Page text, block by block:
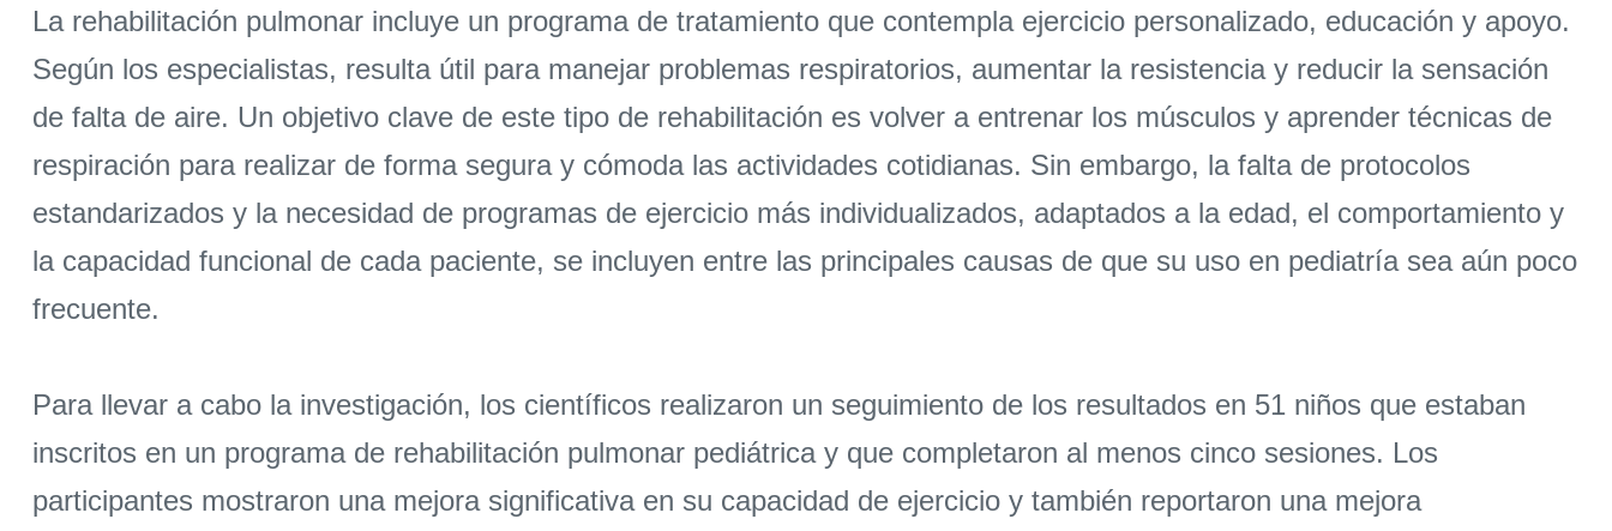
La rehabilitación pulmonar incluye un programa de tratamiento que contempla ejercicio personalizado, educación y apoyo.
Según los especialistas, resulta útil para manejar problemas respiratorios, aumentar la resistencia y reducir la sensación
de falta de aire. Un objetivo clave de este tipo de rehabilitación es volver a entrenar los músculos y aprender técnicas de
respiración para realizar de forma segura y cómoda las actividades cotidianas. Sin embargo, la falta de protocolos
estandarizados y la necesidad de programas de ejercicio más individualizados, adaptados a la edad, el comportamiento y
la capacidad funcional de cada paciente, se incluyen entre las principales causas de que su uso en pediatría sea aún poco
frecuente.
Para llevar a cabo la investigación, los científicos realizaron un seguimiento de los resultados en 51 niños que estaban
inscritos en un programa de rehabilitación pulmonar pediátrica y que completaron al menos cinco sesiones. Los
participantes mostraron una mejora significativa en su capacidad de ejercicio y también reportaron una mejora